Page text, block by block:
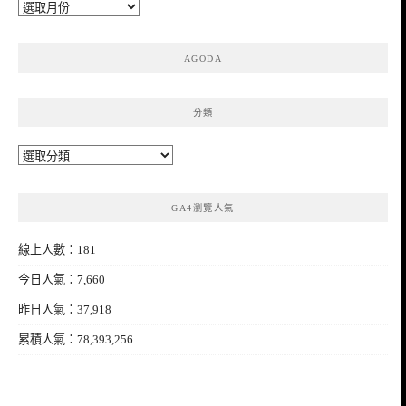
彙
AGODA
分類
分
GA4瀏覽人氣
線上人數：181
今日人氣：7,660
昨日人氣：37,918
累積人氣：78,393,256